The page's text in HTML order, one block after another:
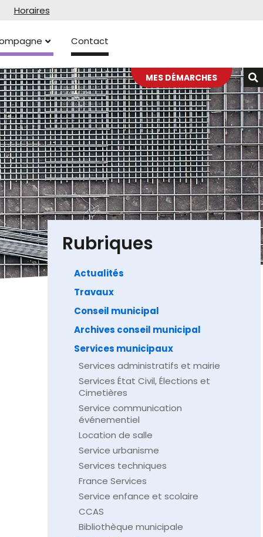
Horaires
Contact
MES DÉMARCHES
Rubriques
Actualités
Travaux
Conseil municipal
Archives conseil municipal
Services municipaux
Services administratifs et mairie
Services État Civil, Élections et
Cimetières
Service communication
événementiel
Location de salle
Service urbanisme
Services techniques
France Services
Service enfance et scolaire
CCAS
Bibliothèque municipale